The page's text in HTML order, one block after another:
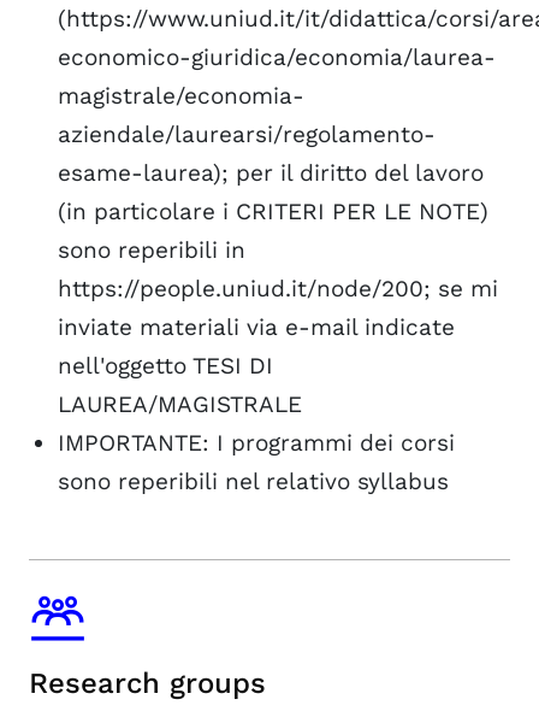
(https://www.uniud.it/it/didattica/corsi/
economico-giuridica/economia/laurea-
magistrale/economia-
aziendale/laurearsi/regolamento-
esame-laurea); per il diritto del lavoro
(in particolare i CRITERI PER LE NOTE)
sono reperibili in
https://people.uniud.it/node/200; se mi
inviate materiali via e-mail indicate
nell'oggetto TESI DI
LAUREA/MAGISTRALE
IMPORTANTE: I programmi dei corsi
sono reperibili nel relativo syllabus
Research groups